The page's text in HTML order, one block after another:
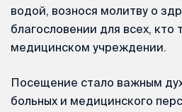
водой, вознося молитву о
благословении для всех, кто
медицинском учреждении.
Посещение стало важным
больных и медицинского